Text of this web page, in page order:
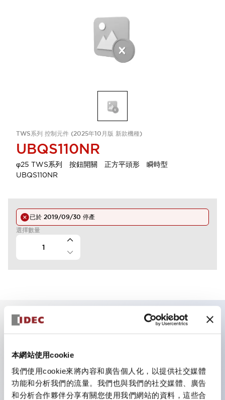
本網站使用cookie
我們使用cookie來將內容和廣告個人化，以提供社交媒體
功能和分析我們的流量。我們也與我們的社交媒體、廣告
和分析合作夥伴分享有關您使用我們網站的資料，這些合
TWS系列 控制元件 (2025年10月版 新款機種)
UBQS110NR
φ25 TWS系列 按鈕開關 正方平頭形 瞬時型
UBQS110NR
已於 2019/09/30 停產
選擇數量
主要特點
照明單元的低電壓類型（6～24V類型）預計自2026年1
月起逐步切換為新目錄型號產品
可搭載高電壓類型的LED燈泡，直連類型的額定使用電